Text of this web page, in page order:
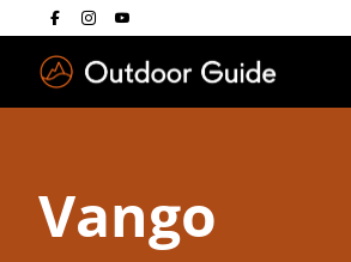
Vango